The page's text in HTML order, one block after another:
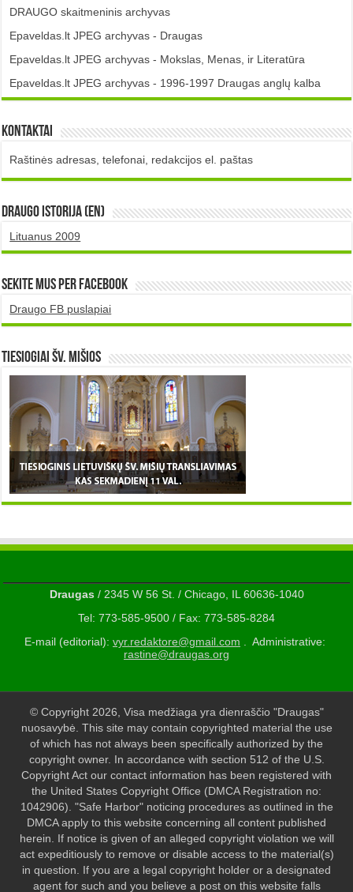
DRAUGO skaitmeninis archyvas
Epaveldas.lt JPEG archyvas - Draugas
Epaveldas.lt JPEG archyvas - Mokslas, Menas, ir Literatūra
Epaveldas.lt JPEG archyvas - 1996-1997 Draugas anglų kalba
Kontaktai
Raštinės adresas, telefonai, redakcijos el. paštas
DRAUGO istorija (EN)
Lituanus 2009
Sekite mus per Facebook
Draugo FB puslapiai
TIESIOGIAI šv. MIŠIOS
Draugas/ 2345 W 56 St. / Chicago, IL 60636-1040
Tel: 773-585-9500 / Fax: 773-585-8284
E-mail (editorial): vyr.redaktore@gmail.com . Administrative:
rastine@draugas.org
© Copyright 2026, Visa medžiaga yra dienraščio "Draugas"
nuosavybė. This site may contain copyrighted material the use
of which has not always been specifically authorized by the
copyright owner. In accordance with section 512 of the U.S.
Copyright Act our contact information has been registered with
the United States Copyright Office (DMCA Registration no:
1042906). "Safe Harbor" noticing procedures as outlined in the
DMCA apply to this website concerning all content published
herein. If notice is given of an alleged copyright violation we will
act expeditiously to remove or disable access to the material(s)
in question. If you are a legal copyright holder or a designated
agent for such and you believe a post on this website falls